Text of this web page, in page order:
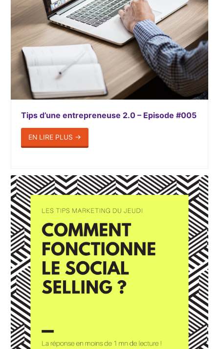
Tips d’une entrepreneuse 2.0 – Episode #005
EN LIRE PLUS →